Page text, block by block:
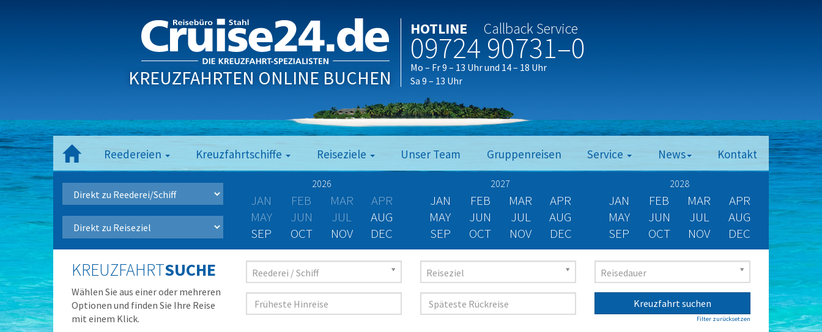
KREUZFAHRTEN ONLINE BUCHEN
HOTLINE Callback Service
09724 90731–0
Mo – Fr 9 – 13 Uhr und 14 – 18 Uhr
Sa 9 – 13 Uhr
Reedereien Kreuzfahrtschiffe Reiseziele Unser Team Gruppenreisen Service News Kontakt
2026
JAN FEB MAR
APR
MAY
JUN JUL
AUG
SEP
OCT NOV DEC
2027
JAN FEB MAR
APR
MAY
JUN JUL
AUG
SEP
OCT NOV DEC
2028
JAN FEB MAR
APR
MAY
JUN JUL
AUG
SEP
OCT NOV DEC
KREUZFAHRTSUCHE
Wählen Sie aus einer oder mehreren
Optionen und finden Sie Ihre Reise
mit einem Klick.
Reederei / Schiff Reiseziel Reisedauer
Kreuzfahrt suchen
Filter zurücksetzen